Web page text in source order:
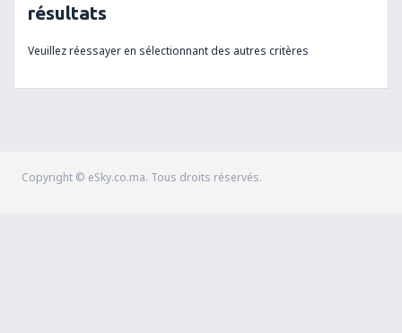
résultats
Veuillez réessayer en sélectionnant des autres critères
Copyright © eSky.co.ma. Tous droits réservés.